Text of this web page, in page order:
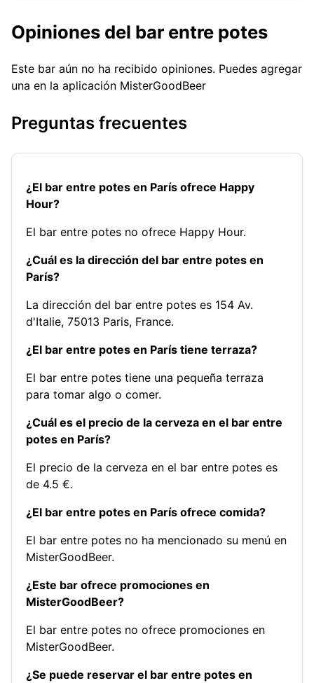
Opiniones del bar entre potes
Este bar aún no ha recibido opiniones. Puedes agregar
una en la aplicación MisterGoodBeer
Preguntas frecuentes
¿El bar entre potes en París ofrece Happy
Hour?
El bar entre potes no ofrece Happy Hour.
¿Cuál es la dirección del bar entre potes en
París?
La dirección del bar entre potes es 154 Av.
d'Italie, 75013 Paris, France.
¿El bar entre potes en París tiene terraza?
El bar entre potes tiene una pequeña terraza
para tomar algo o comer.
¿Cuál es el precio de la cerveza en el bar entre
potes en París?
El precio de la cerveza en el bar entre potes es
de 4.5 €.
¿El bar entre potes en París ofrece comida?
El bar entre potes no ha mencionado su menú en
MisterGoodBeer.
¿Este bar ofrece promociones en
MisterGoodBeer?
El bar entre potes no ofrece promociones en
MisterGoodBeer.
¿Se puede reservar el bar entre potes en